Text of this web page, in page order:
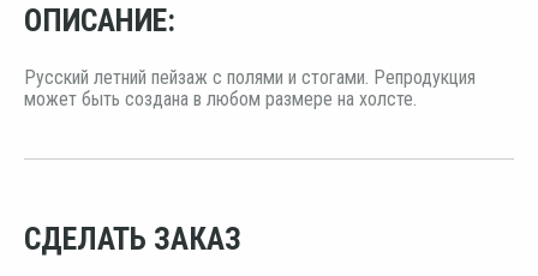
ОПИСАНИЕ:
Русский летний пейзаж с полями и стогами. Репродукция
может быть создана в любом размере на холсте.
СДЕЛАТЬ ЗАКАЗ